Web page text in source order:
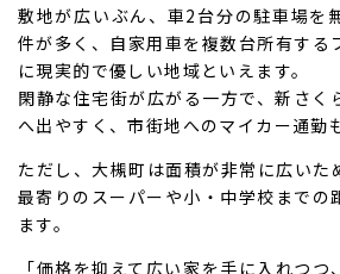
敷地が広いぶん、車2台分の駐車場を
件が多く、自家用車を複数台所有する
に現実的で優しい地域といえます。
閑静な住宅街が広がる一方で、新さく
へ出やすく、市街地へのマイカー通勤
ただし、大槻町は面積が非常に広いた
最寄りのスーパーや小・中学校までの
ます。
「価格を抑えて広い家を手に入れつ